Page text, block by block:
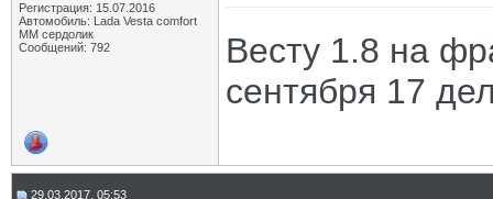
Регистрация: 15.07.2016
Автомобиль: Lada Vesta comfort
MM сердолик
Сообщений: 792
Весту 1.8 на
сентября 17
29.03.2017, 05:53